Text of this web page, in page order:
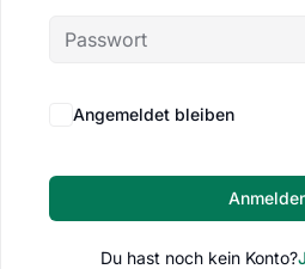
Angemeldet bleiben
Du hast noch kein Konto?